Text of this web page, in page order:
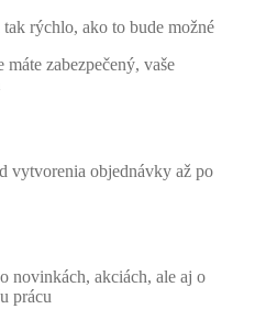
rýchlo, ako to bude možné
vytvorenia objednávky až po
novinkách, akciách, ale aj o
prácu